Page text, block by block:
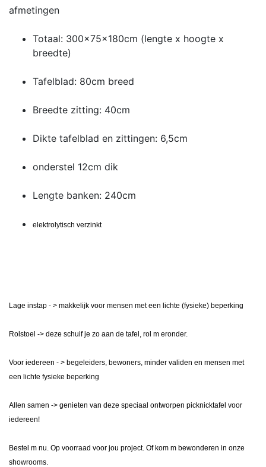
afmetingen
Totaal: 300x75x180cm (lengte x hoogte x
breedte)
Tafelblad: 80cm breed
Breedte zitting: 40cm
Dikte tafelblad en zittingen: 6,5cm
onderstel 12cm dik
Lengte banken: 240cm
elektrolytisch verzinkt
Lage instap - > makkelijk voor mensen met een lichte (fysieke) beperking
Rolstoel -> deze schuif je zo aan de tafel, rol m eronder.
Voor iedereen - > begeleiders, bewoners, minder validen en mensen met
een lichte fysieke beperking
Allen samen -> genieten van deze speciaal ontworpen picknicktafel voor
iedereen!
Bestel m nu. Op voorraad voor jou project. Of kom m bewonderen in onze
showrooms.